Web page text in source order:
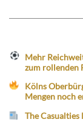
Mehr
zum rollenden
Kölns
Mengen noch
The